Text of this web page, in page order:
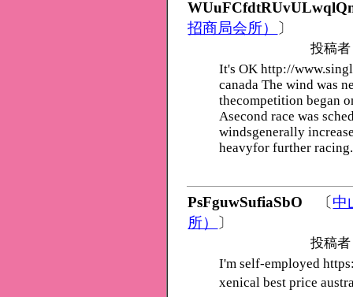
招商局会所） 〕
投稿
It's OK http://
canada The wind was
thecompetition began
Asecond race was
windsgenerally
heavyfor further racing.
PsFguwSufiaSbO 〔中
所） 〕
投稿
I'm self-employed
xenical best price